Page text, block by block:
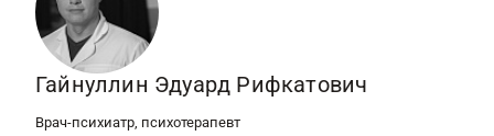
Гайнуллин Эдуард Рифкатович
Врач-психиатр, психотерапевт